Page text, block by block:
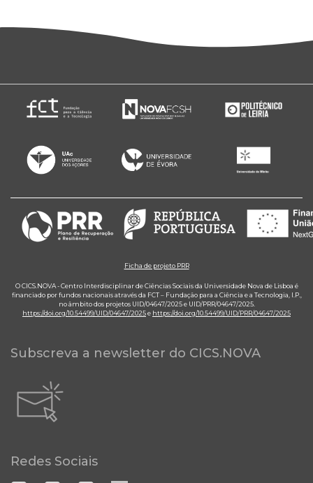
Ficha de projeto PRR
O CICS.NOVA - Centro Interdisciplinar de Ciências Sociais da Universidade Nova de Lisboa é
financiado por fundos nacionais através da FCT – Fundação para a Ciência e a Tecnologia, I.P.,
no âmbito dos projetos UID/04647/2025 e UID/PRR/04647/2025.
https://doi.org/10.54499/UID/04647/2025e https://doi.org/10.54499/UID/PRR/04647/2025
Subscreva a newsletter do CICS.NOVA
Redes Sociais